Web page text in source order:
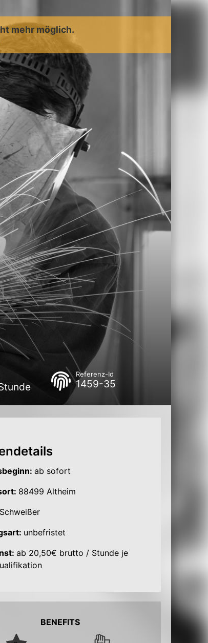
mehr möglich.
Referenz-Id
1459-35
ab sofort
88499 Altheim
Schweißer
unbefristet
ab 20,50€ brutto / Stunde je
BENEFITS